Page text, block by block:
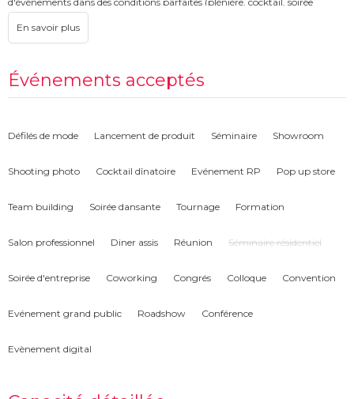
dansante, dîner…) jusqu'à 800 personnes en configuration cocktail. En
bonus, une terrasse de 3 000 m2 avec un bar extérieur.
Événements acceptés
Défilés de mode Lancement de produit Séminaire Showroom
Shooting photo Cocktail dînatoire Evénement RP Pop up store
Team building Soirée dansante Tournage Formation
Salon professionnel Diner assis Réunion Séminaire résidentiel
Soirée d'entreprise Coworking Congrés Colloque Convention
Evénement grand public Roadshow Conférence
Evènement digital